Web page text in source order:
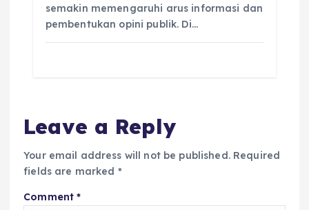
semakin memengaruhi arus informasi dan
pembentukan opini publik. Di…
Leave a Reply
Your email address will not be published. Required
fields are marked *
Comment*